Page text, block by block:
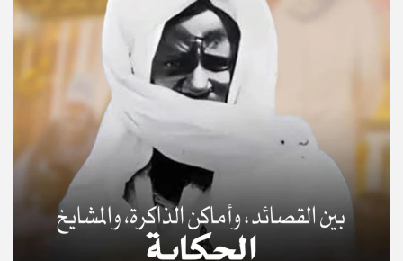
© Copyright 2025, APS